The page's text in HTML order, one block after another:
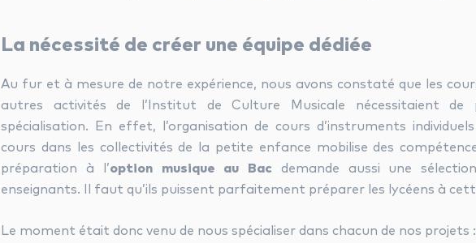
La nécessité de créer une équipe dédiée
Au fur et à mesure de notre expérience, nous avons constaté que les
autres activités de l’Institut de Culture Musicale nécessitaient
spécialisation. En effet, l’organisation de cours d’instruments
cours dans les collectivités de la petite enfance mobilise des
préparation à l’option musique au Bac demande aussi une
enseignants. Il faut qu’ils puissent parfaitement préparer les lycéens à
Le moment était donc venu de nous spécialiser dans chacun de nos projets :